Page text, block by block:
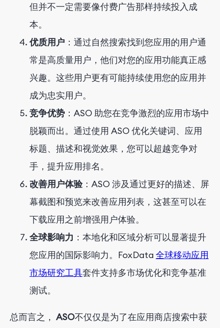
但并不一定需要像付费广告那样持续投入成
本。
优质用户 ：通过自然搜索找到您应用的用户通
常是高质量用户，他们对您的应用功能真正感
兴趣。这些用户更有可能持续使用您的应用并
成为忠实用户。
竞争优势 ：ASO 助您在竞争激烈的应用市场中
脱颖而出。通过使用 ASO 优化关键词、应用
标题、描述和视觉效果，您可以超越竞争对
手，提升应用排名。
改善用户体验：ASO 涉及通过更好的描述、屏
幕截图和预览来改善应用列表，这甚至可以在
下载应用之前增强用户体验。
全球影响力 ：本地化和区域分析可以显著提升
您应用的国际影响力。FoxData 全球移动应用
市场研究工具套件支持多市场优化和竞争基准
测试。
总而言之， ASO不仅仅是为了在应用商店搜索中获